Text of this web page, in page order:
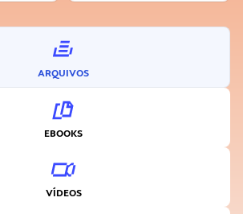
ARQUIVOS
EBOOKS
VÍDEOS